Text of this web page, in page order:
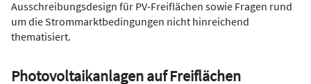
Ausschreibungsdesign für PV-Freiflächen sowie Fragen rund
um die Strommarktbedingungen nicht hinreichend
thematisiert.
Photovoltaikanlagen auf Freiflächen